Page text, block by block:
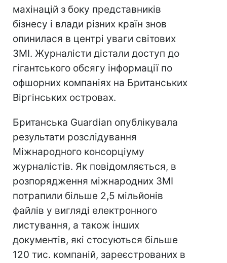
махінацій з боку представників
бізнесу і влади різних країн знов
опинилася в центрі уваги світових
ЗМІ. Журналісти дістали доступ до
гігантського обсягу інформації по
офшорних компаніях на Британських
Віргінських островах.
Британська Guardian опублікувала
результати розслідування
Міжнародного консорціуму
журналістів. Як повідомляється, в
розпорядження міжнародних ЗМІ
потрапили більше 2,5 мільйонів
файлів у вигляді електронного
листування, а також інших
документів, які стосуються більше
120 тис. компаній, зареєстрованих в